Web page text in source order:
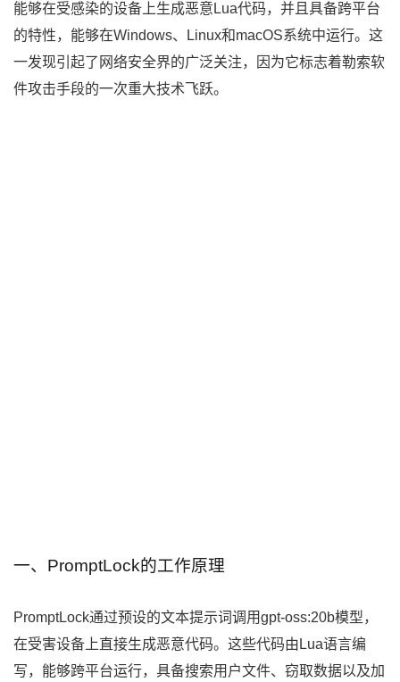
能够在受感染的设备上生成恶意Lua代码，并且具备跨平台
的特性，能够在Windows、Linux和macOS系统中运行。这
一发现引起了网络安全界的广泛关注，因为它标志着勒索软
件攻击手段的一次重大技术飞跃。
一、PromptLock的工作原理
PromptLock通过预设的文本提示词调用gpt-oss:20b模型，
在受害设备上直接生成恶意代码。这些代码由Lua语言编
写，能够跨平台运行，具备搜索用户文件、窃取数据以及加